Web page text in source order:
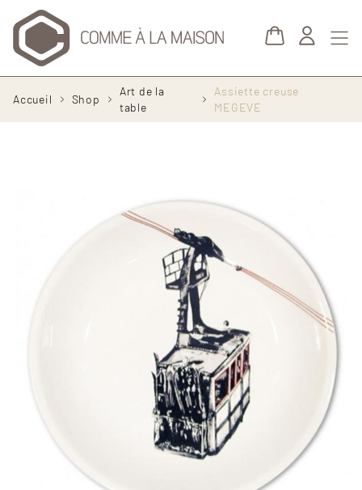
d'Ariane
Accueil Shop
Art de la
table
Assiette creuse
MEGEVE